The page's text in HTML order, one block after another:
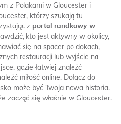
z Polakami w Gloucester i
którzy szukają tu
z portal randkowy w
kto jest aktywny w okolicy,
się na spacer po dokach,
restauracji lub wyjście na
gdzie łatwiej znaleźć
miłość online. Dołącz do
może być Twoja nowa historia.
zacząć się właśnie w Gloucester.